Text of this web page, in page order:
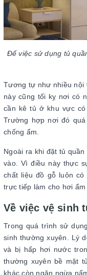
Để việc sử dụng tủ
Tương tự như nhiều nội
này cũng tối kỵ nơi có
cần kê tủ ở khu vực
Trường hợp nơi đó
chống ẩm.
Ngoài ra khi đặt tủ
vào. Vì điều này thực
chất liệu đồ gỗ luôn
trực tiếp làm cho hơi
Về việc vệ sinh
Trong quá trình sử
sinh thường xuyên. Lý
và bị hấp hơi nước
thường xuyên bề mặt
khác còn ngăn ngừa